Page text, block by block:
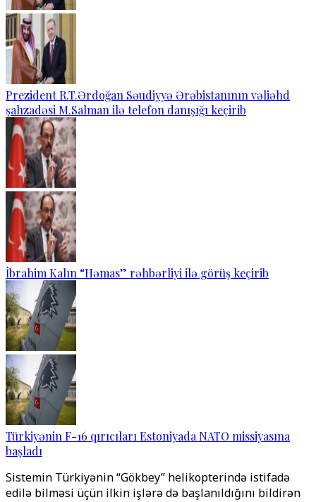
Prezident R.T.Ərdoğan Səudiyyə Ərəbistanının vəliəhd
şahzadəsi M.Salman ilə telefon danışığı keçirib
İbrahim Kalın “Həmas” rəhbərliyi ilə görüş keçirib
Türkiyənin F-16 qırıcıları Estoniyada NATO missiyasına
başladı
Sistemin Türkiyənin “Gökbey” helikopterində istifadə
edilə bilməsi üçün ilkin işlərə də başlanıldığını bildirən